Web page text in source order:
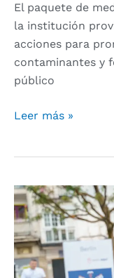
El paquete de
la institución
acciones para
contaminantes y
público
Leer más »
‘De
la
Vega
a
la